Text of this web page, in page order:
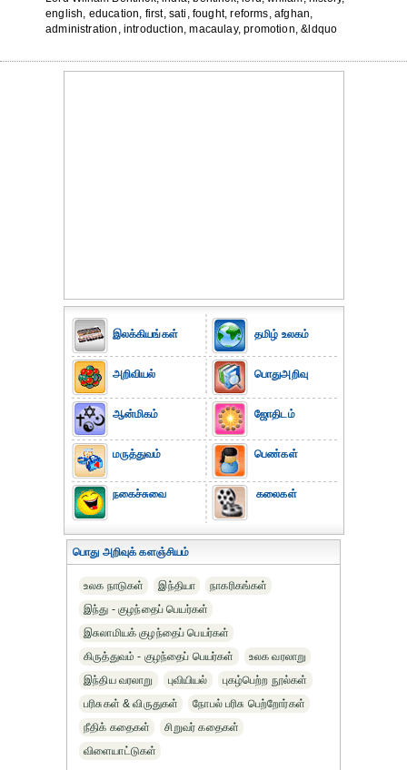
english, education, first, sati, fought, reforms, afghan,
administration, introduction, macaulay, promotion, &ldquo
இலக்கியங்கள்
அறிவியல்
ஆன்மிகம்
மருத்துவம்
நகைச்சுவை
தமிழ் உலகம்
பொதுஅறிவு
ஜோதிடம்
பெண்கள்
கலைகள்
பொது அறிவுக் களஞ்சியம்
உலக நாடுகள் இந்தியா
நாகரிகங்கள்
இந்து - குழந்தைப் பெயர்கள்
இசுலாமியக் குழந்தைப் பெயர்கள்
கிருத்துவம் - குழந்தைப் பெயர்கள்
உலக வரலாறு
இந்திய வரலாறு
புவியியல்
புகழ்பெற்ற நூல்கள்
பரிசுகள் & விருதுகள்
நோபல் பரிசு‎ பெற்றோர்‎கள்
நீதிக் கதைகள்
சிறுவர் கதைகள்
விளையாட்டுகள்